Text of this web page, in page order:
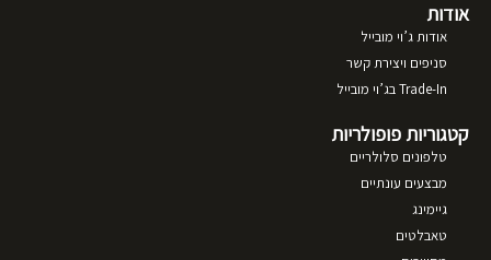
אודות
אודות ג’וי מובייל
סניפים ויצירת קשר
Trade-In בג’וי מובייל
קטגוריות פופולריות
טלפונים סלולריים
מבצעים עונתיים
גיימינג
טאבלטים